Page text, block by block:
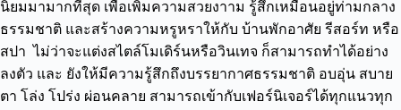
นิยมมามากที่สุด เพื่อเพิ่มความสวยงาาม รู้สึกเหมือนอยู่ท่ามกลาง
ธรรมชาติ และสร้างความหรูหราให้กับ บ้านพักอาศัย รีสอร์ท หรือ
สปา ไม่ว่าจะแต่งสไตล์โมเดิร์นหรือวินเทจ ก็สามารถทำได้อย่าง
ลงตัว และ ยังให้มีความรู้สึกถึงบรรยากาศธรรมชาติ อบอุ่น สบาย
ตา โล่ง โปร่ง ผ่อนคลาย สามารถเข้ากับเฟอร์นิเจอร์ได้ทุกแนวทุก